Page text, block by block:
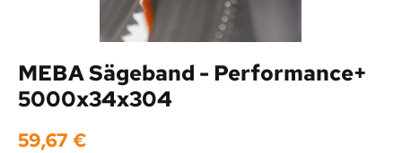
MEBA Sägeband - Performance+
5000x34x304
Regulärer Preis:
59,67 €